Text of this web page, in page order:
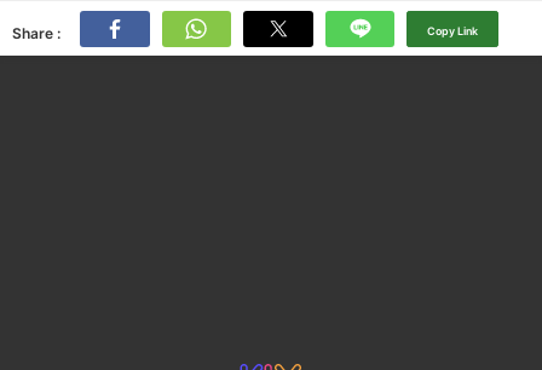
Share : Copy Link